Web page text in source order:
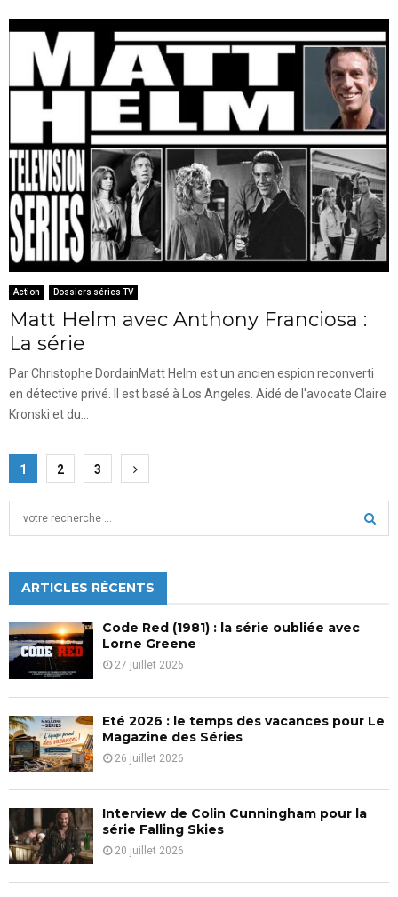
Action Dossiers séries TV
Matt Helm avec Anthony Franciosa :
La série
Par Christophe DordainMatt Helm est un ancien espion reconverti
en détective privé. Il est basé à Los Angeles. Aidé de l'avocate Claire
Kronski et du...
Pagination
des
publications
1 2 3
h
f
o
r
:
C
ARTICLES RÉCENTS
Code Red (1981) : la série oubliée avec
Lorne Greene
27 juillet 2026
Eté 2026 : le temps des vacances pour Le
Magazine des Séries
26 juillet 2026
Interview de Colin Cunningham pour la
série Falling Skies
20 juillet 2026